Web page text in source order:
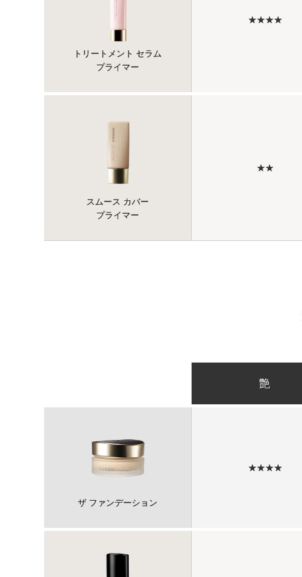
トリートメント セラム
プライマー
★★★★
スムース カバー
プライマー
★★
艶
ザ ファンデーション
★★★★